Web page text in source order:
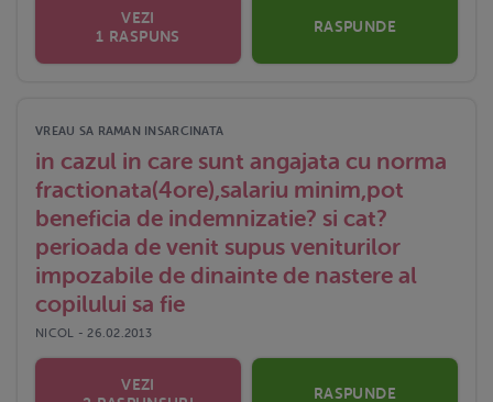
VEZI
1 RASPUNS
RASPUNDE
VREAU SA RAMAN INSARCINATA
in cazul in care sunt angajata cu norma
fractionata(4ore),salariu minim,pot
beneficia de indemnizatie? si cat?
perioada de venit supus veniturilor
impozabile de dinainte de nastere al
copilului sa fie
NICOL - 26.02.2013
VEZI
RASPUNDE